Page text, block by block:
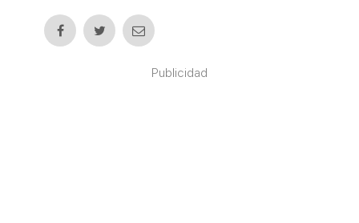
Publicidad